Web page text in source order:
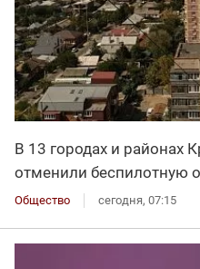
В 13 городах и районах
отменили беспилотную
Общество сегодня, 07:15